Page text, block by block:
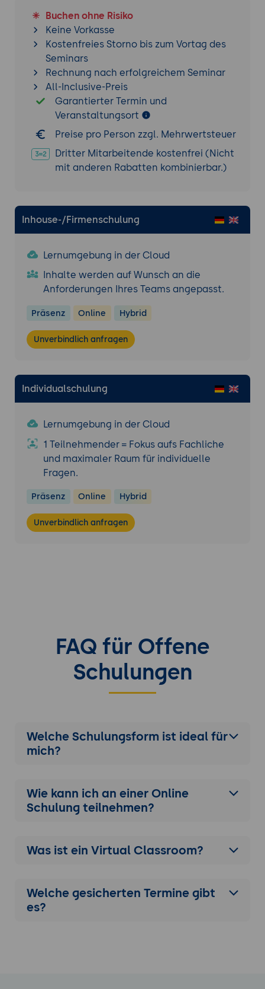
Recovery-Task:Durchführung eines Full-
Restores auf einem leeren System.
Final Roadmap:Migrationsstrategie von
GitLab.com zur Self-Hosted-Instanz.
Buchen ohne Risiko
Keine Vorkasse
Kostenfreies Storno bis zum Vortag des
Seminars
Rechnung nach erfolgreichem Seminar
All-Inclusive-Preis
Garantierter Termin und
Veranstaltungsort
Preise pro Person zzgl. Mehrwertsteuer
Dritter Mitarbeitende kostenfrei (Nicht
mit anderen Rabatten kombinierbar.)
Inhouse-/Firmenschulung
Lernumgebung in der Cloud
Inhalte werden auf Wunsch an die
Anforderungen Ihres Teams angepasst.
Präsenz Online Hybrid
Unverbindlich anfragen
Individualschulung
Lernumgebung in der Cloud
1 Teilnehmender = Fokus aufs Fachliche
und maximaler Raum für individuelle
Fragen.
Präsenz Online Hybrid
Unverbindlich anfragen
FAQ für Offene
Schulungen
Welche Schulungsform ist ideal für
mich?
Wie kann ich an einer Online
Schulung teilnehmen?
Was ist ein Virtual Classroom?
Welche gesicherten Termine gibt
es?